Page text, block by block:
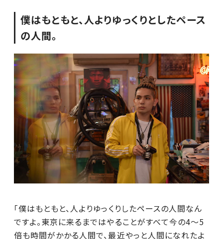
僕はもともと、人よりゆっくりとしたペース
の人間。
「僕はもともと、人よりゆっくりしたペースの人間なん
ですよ。東京に来るまではやることがすべて今の4～5
倍も時間がかかる人間で、最近やっと人間になれたよ